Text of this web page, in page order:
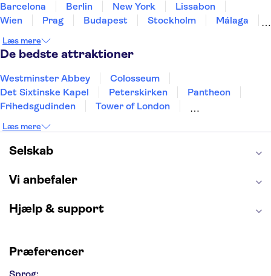
Barcelona
Berlin New York
Lissabon
Wien
Prag Budapest Stockholm
Málaga
Kiel
Helsingborg
Læs mere
De bedste attraktioner
Westminster Abbey
Colosseum
Det Sixtinske Kapel
Peterskirken
Pantheon
Frihedsgudinden
Tower of London
Burj Khalifa
Keukenhof
Alcatraz
Elbphilharmonie
Harry Potter Studios
Læs mere
Selskab
Vi anbefaler
Hjælp & support
Præferencer